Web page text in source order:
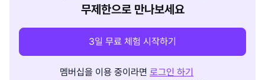
무제한으로 만나보세요
3일 무료 체험 시작하기
멤버십을 이용 중이라면 로그인 하기